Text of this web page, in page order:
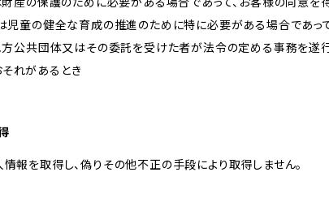
児童の健全な育成の推進のために特に必要がある場合であっ
方公共団体又はその委託を受けた者が法令の定める事務を
れがあるとき
情報を取得し、偽りその他不正の手段により取得しません。